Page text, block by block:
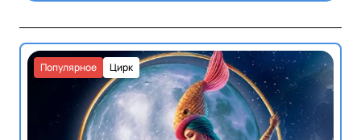
Цирк
Популярное